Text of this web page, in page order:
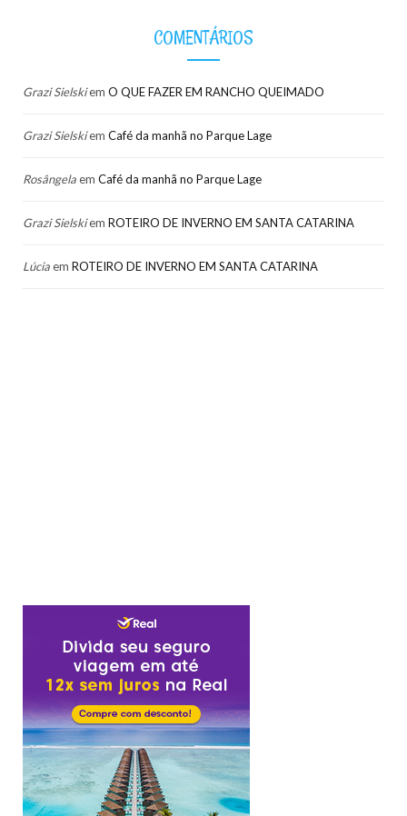
COMENTÁRIOS
Grazi Sielskiem O QUE FAZER EM RANCHO QUEIMADO
Grazi Sielskiem Café da manhã no Parque Lage
Rosângelaem Café da manhã no Parque Lage
Grazi Sielskiem ROTEIRO DE INVERNO EM SANTA CATARINA
Lúciaem ROTEIRO DE INVERNO EM SANTA CATARINA